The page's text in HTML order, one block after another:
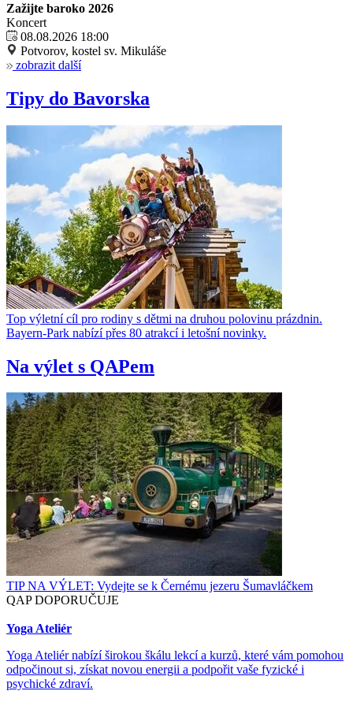
Zažijte baroko 2026
Koncert
08.08.2026 18:00
Potvorov, kostel sv. Mikuláše
zobrazit další
Tipy do Bavorska
Top výletní cíl pro rodiny s dětmi na druhou polovinu prázdnin.
Bayern-Park nabízí přes 80 atrakcí i letošní novinky.
Na výlet s QAPem
TIP NA VÝLET: Vydejte se k Černému jezeru Šumavláčkem
QAP DOPORUČUJE
Yoga Ateliér
Yoga Ateliér nabízí širokou škálu lekcí a kurzů, které vám pomohou
odpočinout si, získat novou energii a podpořit vaše fyzické i
psychické zdraví.